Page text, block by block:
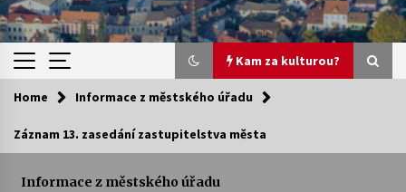
Kam za kulturou?
Kam za kulturou?
Sukuba Ensemble
Home Informace z městského úřadu
Záznam 13. zasedání zastupitelstva města
Informace z městského úřadu